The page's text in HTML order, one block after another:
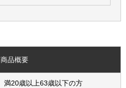
商品概要
満20歳以上63歳以下の方